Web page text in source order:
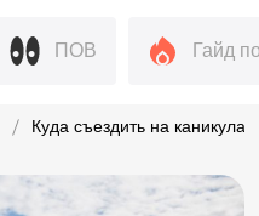
ПОВ Гайд
Куда съездить на